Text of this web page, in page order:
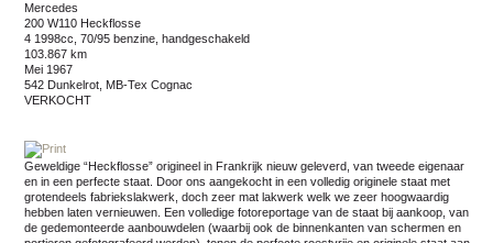
Mercedes
200 W110 Heckflosse
4 1998cc, 70/95 benzine, handgeschakeld
103.867 km
mei 1967
542 Dunkelrot, MB-Tex Cognac
VERKOCHT
Geweldige “Heckflosse” origineel in Frankrijk nieuw geleverd, van tweede eigenaar
en in een perfecte staat. Door ons aangekocht in een volledig originele staat met
grotendeels fabriekslakwerk, doch zeer mat lakwerk welk we zeer hoogwaardig
hebben laten vernieuwen. Een volledige fotoreportage van de staat bij aankoop, van
de gedemonteerde aanbouwdelen (waarbij ook de binnenkanten van schermen en